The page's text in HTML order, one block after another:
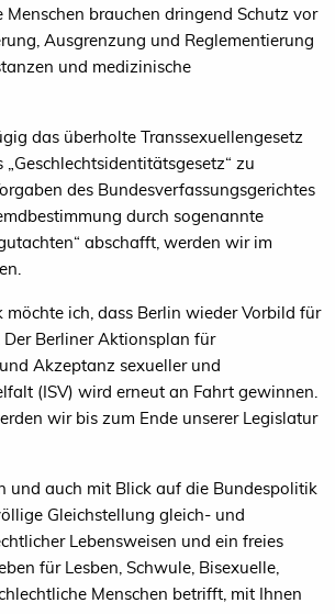
Menschen brauchen dringend Schutz vor
Ausgrenzung und Reglementierung
und medizinische
das überholte Transsexuellengesetz
zu
des Bundesverfassungsgerichtes
durch sogenannte
abschafft, werden wir im
möchte ich, dass Berlin wieder Vorbild für
Berliner Aktionsplan für
Akzeptanz sexueller und
(ISV) wird erneut an Fahrt gewinnen.
wir bis zum Ende unserer Legislatur
und auch mit Blick auf die Bundespolitik
Gleichstellung gleich- und
Lebensweisen und ein freies
für Lesben, Schwule, Bisexuelle,
Menschen betrifft, mit Ihnen